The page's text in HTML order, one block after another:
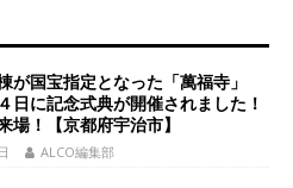
が国宝指定となった「萬福寺」
日に記念式典が開催されました！
場！【京都府宇治市】
ALCO編集部